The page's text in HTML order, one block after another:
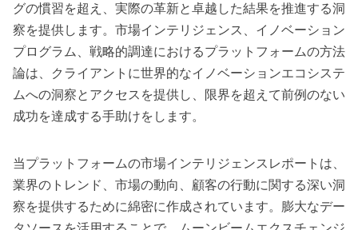
グの慣習を超え、実際の革新と卓越した結果を推進する洞
察を提供します。市場インテリジェンス、イノベーション
プログラム、戦略的調達におけるプラットフォームの方法
論は、クライアントに世界的なイノベーションエコシステ
ムへの洞察とアクセスを提供し、限界を超えて前例のない
成功を達成する手助けをします。
当プラットフォームの市場インテリジェンスレポートは、
業界のトレンド、市場の動向、顧客の行動に関する深い洞
察を提供するために綿密に作成されています。膨大なデー